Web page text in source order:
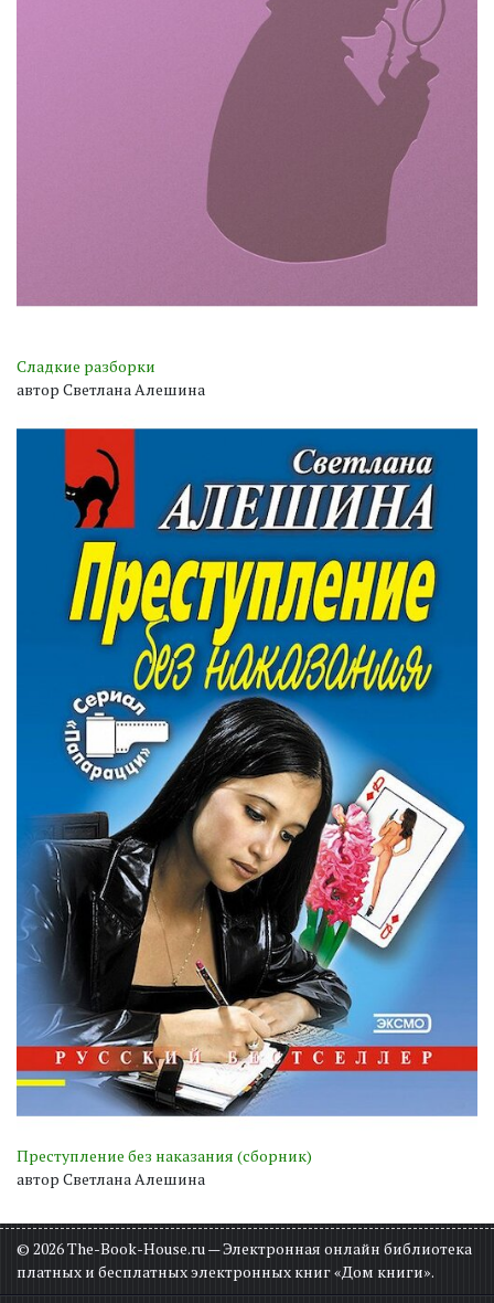
Сладкие разборки
автор Светлана Алешина
Преступление без наказания (сборник)
автор Светлана Алешина
© 2026 The-Book-House.ru — Электронная онлайн библиотека
платных и бесплатных электронных книг «Дом книги».